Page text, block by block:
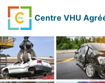
Centre VHU